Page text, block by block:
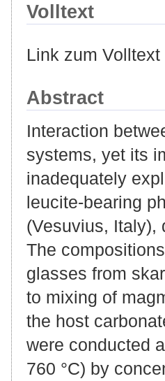
Volltext
Link zum
Abstract
Interaction
systems, yet its
inadequately
leucite-bearing
(Vesuvius, Italy),
The
glasses from
to mixing of
the host
were conducted
760 °C) by